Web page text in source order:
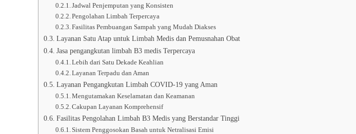
Jadwal Penjemputan yang Konsisten
Pengolahan Limbah Terpercaya
Fasilitas Pembuangan Sampah yang Mudah Diakses
Layanan Satu Atap untuk Limbah Medis dan Pemusnahan Obat
Jasa pengangkutan limbah B3 medis Terpercaya
Lebih dari Satu Dekade Keahlian
Layanan Terpadu dan Aman
Layanan Pengangkutan Limbah COVID-19 yang Aman
Mengutamakan Keselamatan dan Keamanan
Cakupan Layanan Komprehensif
Fasilitas Pengolahan Limbah B3 Medis yang Berstandar Tinggi
Sistem Penggosokan Basah untuk Netralisasi Emisi